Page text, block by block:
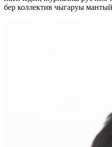
бер коллектив чыгаруы